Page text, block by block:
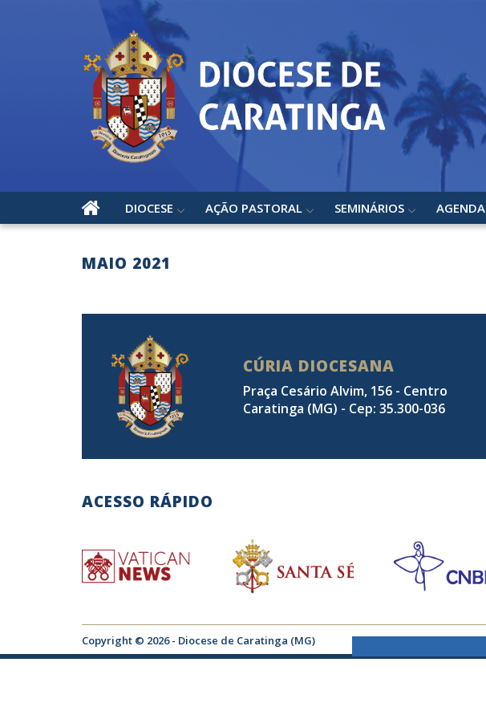
DIOCESE AÇÃO PASTORAL SEMINÁRIOS AGENDA
MAIO 2021
CÚRIA DIOCESANA
Praça Cesário Alvim, 156 - Centro
Caratinga (MG) - Cep: 35.300-036
ACESSO RÁPIDO
Copyright © 2026 - Diocese de Caratinga (MG)